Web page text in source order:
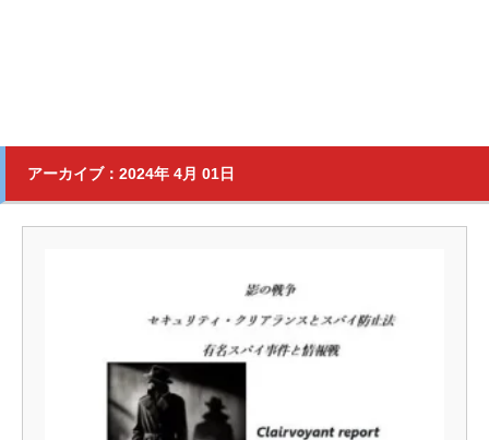
アーカイブ：2024年 4月 01日